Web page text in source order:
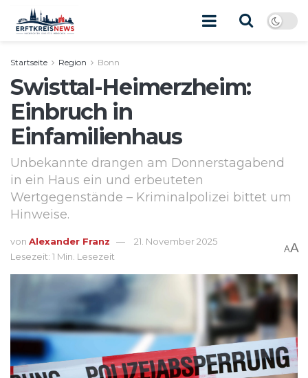
Startseite Region Bonn
Swisttal-Heimerzheim:
Einbruch in
Einfamilienhaus
Unbekannte drangen am Donnerstagabend
in ein Haus ein und erbeuteten
Wertgegenstände – Kriminalpolizei bittet um
Hinweise.
von Alexander Franz
21. November 2025
Lesezeit: 1 Min. Lesezeit
AA